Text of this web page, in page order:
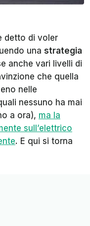
detto di voler
una strategia
anche vari livelli di
che quella
nelle
nessuno ha mai
a ora), ma la
sull’elettrico
. E qui si torna